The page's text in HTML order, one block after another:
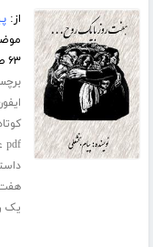
از:
۶۳ صفحه
pdf عاشقانه
هفت
یک